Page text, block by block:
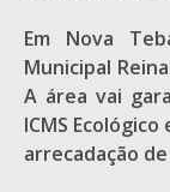
Em Nova
Municipal
A área vai
ICMS
arrecadação